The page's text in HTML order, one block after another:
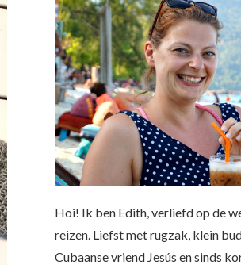
Hoi! Ik ben Edith, verliefd op de
reizen. Liefst met rugzak, klein
Cubaanse vriend Jesús en sinds